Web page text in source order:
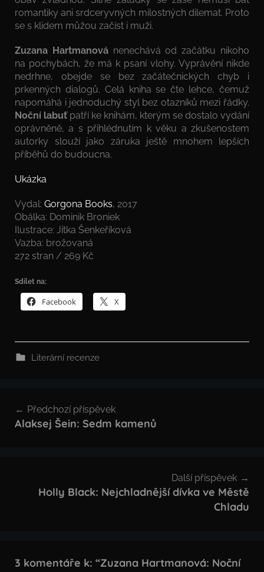
romantiky ani srdceryvných milostných dilemat. Proto
se s klidem můžou začíst i muži.
Zuzana Hartmanovánenechává od začátku nikoho
na pochybách, že má k psaní vlohy. Vyprávění nikde
nedrhne, obejde se bez začátečnických chyb i
prkenných dialogů. Celá kniha se čte lehce, čemuž
napomáhá i jednoduchý styl bez otazníků mezi řádky.
Noční labuťpatří ke knihám, kterým se dostalo vydání
oprávněně, a s přihlédnutím k věku a zkušenostem
autorky slouží jako záruka ještě mnohem lepších
příběhů do budoucna.
Ukázka
Vydal: Gorgona Books, 2017
Obálka: Dominik Broniek
Ilustrace: Jitka Šenkeříková
Vazba: brožovaná
272 stran / 269 Kč
Sdílet na:
Facebook X
Literární recenze
pro
Předchozí příspěvek
Alaksej Šein: Sedm kamenů
Další příspěvek
Holly Black: Nejchladnější dívka ve Městě
Chladu
3 komentáře k: “Zuzana Hartmanová: Noční